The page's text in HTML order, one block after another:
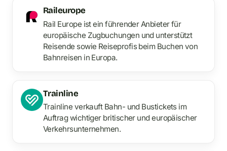
Raileurope
Rail Europe ist ein führender Anbieter für
europäische Zugbuchungen und unterstützt
Reisende sowie Reiseprofis beim Buchen von
Bahnreisen in Europa.
Trainline
Trainline verkauft Bahn- und Bustickets im
Auftrag wichtiger britischer und europäischer
Verkehrsunternehmen.